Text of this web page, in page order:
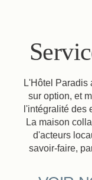
L'Hôtel Paradis
sur option, et
l'intégralité des
La maison
d'acteurs
savoir-faire,